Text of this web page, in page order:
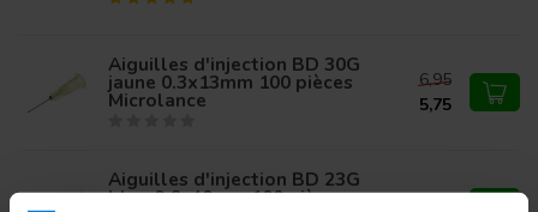
Aiguilles d'injection BD 30G
jaune 0.3x13mm 100 pièces
Microlance
6,95
5,75
Aiguilles d'injection BD 23G
bleu 0.6x40mm 100 pièces